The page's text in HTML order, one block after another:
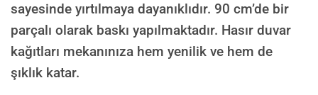
sayesinde yırtılmaya dayanıklıdır. 90 cm’de bir
parçalı olarak baskı yapılmaktadır. Hasır duvar
kağıtları mekanınıza hem yenilik ve hem de
şıklık katar.